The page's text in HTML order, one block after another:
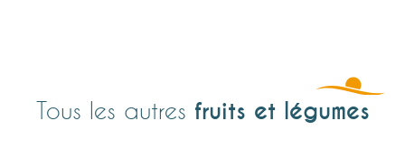
Tous les autres fruits et légumes